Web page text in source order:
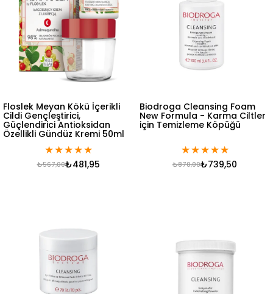
Floslek Meyan Kökü İçerikli
Cildi Gençleştirici,
Güçlendirici Antioksidan
Özellikli Gündüz Kremi 50ml
★★★★★
₺481,95
₺567,00
Biodroga Cleansing Foam
New Formula - Karma Ciltler
için Temizleme Köpüğü
★★★★★
₺739,50
₺870,00